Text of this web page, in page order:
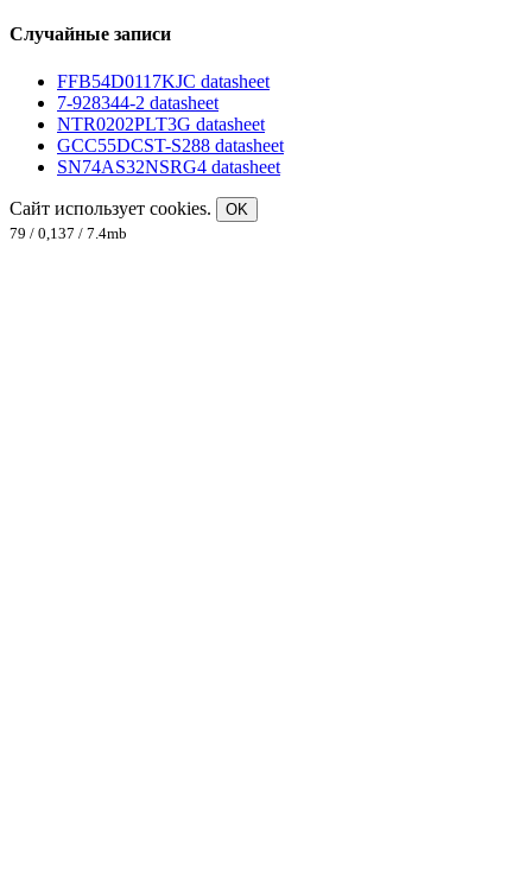
Случайные записи
FFB54D0117KJC datasheet
7-928344-2 datasheet
NTR0202PLT3G datasheet
GCC55DCST-S288 datasheet
SN74AS32NSRG4 datasheet
Сайт использует cookies.
OK
79 / 0,137 / 7.4mb